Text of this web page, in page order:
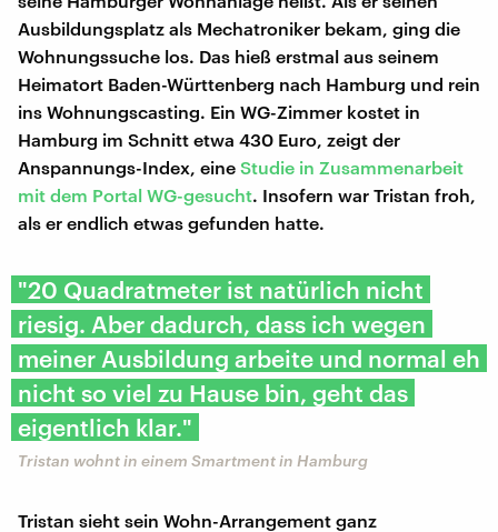
Ausbildungsplatz als Mechatroniker bekam, ging die
Wohnungssuche los. Das hieß erstmal aus seinem
Heimatort Baden-Württenberg nach Hamburg und rein
ins Wohnungscasting. Ein WG-Zimmer kostet in
Hamburg im Schnitt etwa 430 Euro, zeigt der
Anspannungs-Index, eine Studie in Zusammenarbeit
mit dem Portal WG-gesucht. Insofern war Tristan froh,
als er endlich etwas gefunden hatte.
"20 Quadratmeter ist natürlich nicht
riesig. Aber dadurch, dass ich wegen
meiner Ausbildung arbeite und normal eh
nicht so viel zu Hause bin, geht das
eigentlich klar."
Tristan wohnt in einem Smartment in Hamburg
Tristan sieht sein Wohn-Arrangement ganz